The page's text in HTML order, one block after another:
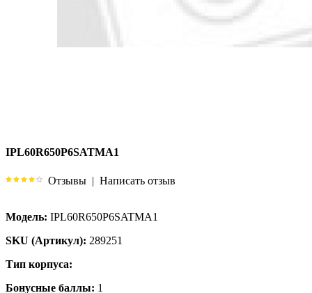
IPL60R650P6SATMA1
Отзывы | Написать отзыв
Модель: IPL60R650P6SATMA1
SKU (Артикул): 289251
Тип корпуса:
Бонусные баллы: 1